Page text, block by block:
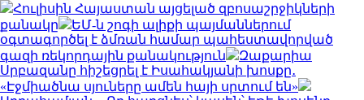
Հուլիսին Հայաստան այցելած զբոսաշրջիկների
քանակը
ԵՄ-ն շոգի ալիքի պայմաններում
օգտագործել է ձմռան համար պահեստավորված
գազի ռեկորդային քանակություն
Զաքարիա
Սրբազանը հիշեցրել է Իսահակյանի խոսքը․
«Էջմիածնա սյուները ամեն հայի սրտում են»